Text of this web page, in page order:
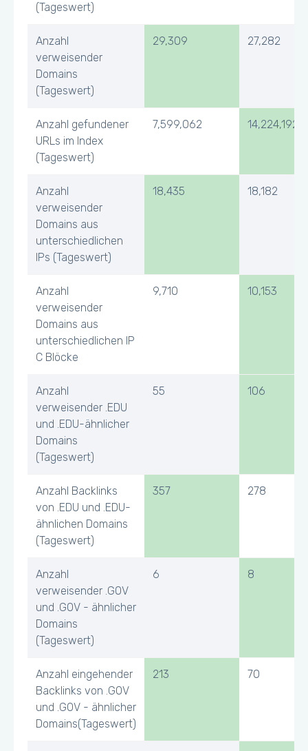
(Tageswert)
Anzahl
verweisender
Domains
(Tageswert)
29,309 27,282
Anzahl gefundener
URLs im Index
(Tageswert)
7,599,062 14,224,192
Anzahl
verweisender
Domains aus
unterschiedlichen
IPs (Tageswert)
18,435 18,182
Anzahl
verweisender
Domains aus
unterschiedlichen IP
C Blöcke
9,710 10,153
Anzahl
verweisender .EDU
und .EDU-ähnlicher
Domains
(Tageswert)
55 106
Anzahl Backlinks
von .EDU und .EDU-
ähnlichen Domains
(Tageswert)
357 278
Anzahl
verweisender .GOV
und .GOV - ähnlicher
Domains
(Tageswert)
6 8
Anzahl eingehender
Backlinks von .GOV
und .GOV - ähnlicher
Domains(Tageswert)
213 70